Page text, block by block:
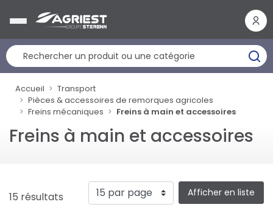
Accueil
Transport
Pièces & accessoires de remorques agricoles
Freins mécaniques
Freins à main et accessoires
Freins à main et accessoires
15 résultats Afficher en liste